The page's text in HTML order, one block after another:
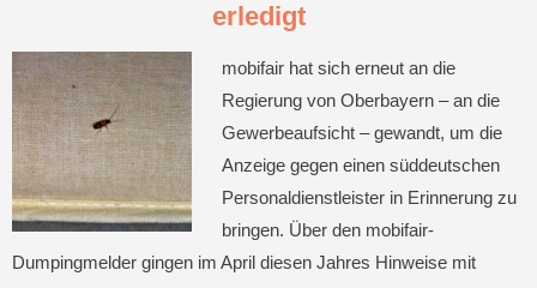
erledigt
mobifair hat sich erneut an die
Regierung von Oberbayern – an die
Gewerbeaufsicht – gewandt, um die
Anzeige gegen einen süddeutschen
Personaldienstleister in Erinnerung zu
bringen. Über den mobifair-
Dumpingmelder gingen im April diesen Jahres Hinweise mit